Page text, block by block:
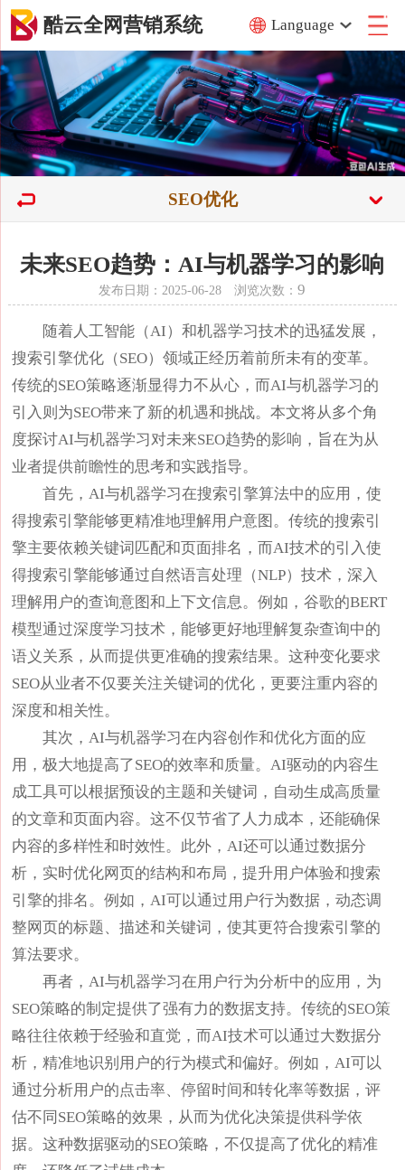
酷云全网营销系统 Language
SEO优化
未来SEO趋势：AI与机器学习的影响
发布日期：2025-06-28 浏览次数：9
随着人工智能（AI）和机器学习技术的迅猛发展，
搜索引擎优化（SEO）领域正经历着前所未有的变革。
传统的SEO策略逐渐显得力不从心，而AI与机器学习的
引入则为SEO带来了新的机遇和挑战。本文将从多个角
度探讨AI与机器学习对未来SEO趋势的影响，旨在为从
业者提供前瞻性的思考和实践指导。
首先，AI与机器学习在搜索引擎算法中的应用，使
得搜索引擎能够更精准地理解用户意图。传统的搜索引
擎主要依赖关键词匹配和页面排名，而AI技术的引入使
得搜索引擎能够通过自然语言处理（NLP）技术，深入
理解用户的查询意图和上下文信息。例如，谷歌的BERT
模型通过深度学习技术，能够更好地理解复杂查询中的
语义关系，从而提供更准确的搜索结果。这种变化要求
SEO从业者不仅要关注关键词的优化，更要注重内容的
深度和相关性。
其次，AI与机器学习在内容创作和优化方面的应
用，极大地提高了SEO的效率和质量。AI驱动的内容生
成工具可以根据预设的主题和关键词，自动生成高质量
的文章和页面内容。这不仅节省了人力成本，还能确保
内容的多样性和时效性。此外，AI还可以通过数据分
析，实时优化网页的结构和布局，提升用户体验和搜索
引擎的排名。例如，AI可以通过用户行为数据，动态调
整网页的标题、描述和关键词，使其更符合搜索引擎的
算法要求。
再者，AI与机器学习在用户行为分析中的应用，为
SEO策略的制定提供了强有力的数据支持。传统的SEO策
略往往依赖于经验和直觉，而AI技术可以通过大数据分
析，精准地识别用户的行为模式和偏好。例如，AI可以
通过分析用户的点击率、停留时间和转化率等数据，评
估不同SEO策略的效果，从而为优化决策提供科学依
据。这种数据驱动的SEO策略，不仅提高了优化的精准